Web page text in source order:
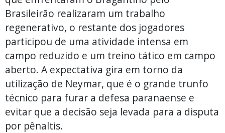
Brasileirão realizaram um trabalho
regenerativo, o restante dos jogadores
participou de uma atividade intensa em
campo reduzido e um treino tático em campo
aberto. A expectativa gira em torno da
utilização de Neymar, que é o grande trunfo
técnico para furar a defesa paranaense e
evitar que a decisão seja levada para a disputa
por pênaltis.